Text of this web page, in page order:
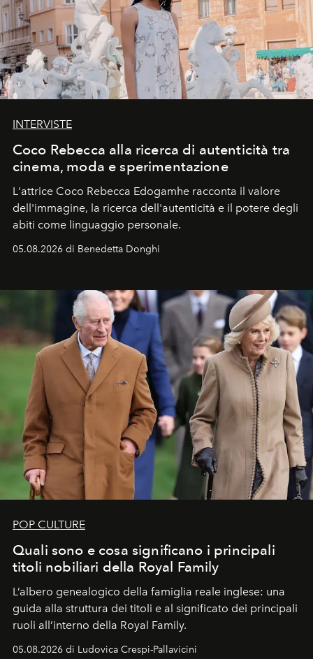
INTERVISTE
Coco Rebecca alla ricerca di autenticità tra
cinema, moda e sperimentazione
L'attrice Coco Rebecca Edogamhe racconta il valore
dell'immagine, la ricerca dell'autenticità e il potere degli
abiti come linguaggio personale.
05.08.2026 di Benedetta Donghi
POP CULTURE
Quali sono e cosa significano i principali
titoli nobiliari della Royal Family
L’albero genealogico della famiglia reale inglese: una
guida alla struttura dei titoli e al significato dei principali
ruoli all’interno della Royal Family.
05.08.2026 di Ludovica Crespi-Pallavicini